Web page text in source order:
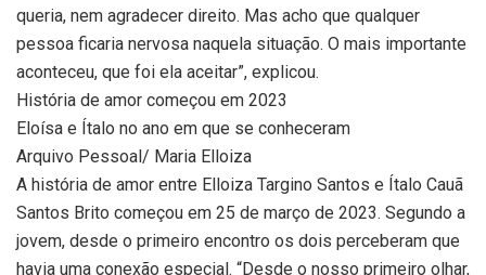
queria, nem agradecer direito. Mas acho que qualquer
pessoa ficaria nervosa naquela situação. O mais importante
aconteceu, que foi ela aceitar”, explicou.
História de amor começou em 2023
Eloísa e Ítalo no ano em que se conheceram
Arquivo Pessoal/ Maria Elloiza
A história de amor entre Elloiza Targino Santos e Ítalo Cauã
Santos Brito começou em 25 de março de 2023. Segundo a
jovem, desde o primeiro encontro os dois perceberam que
havia uma conexão especial. “Desde o nosso primeiro olhar,